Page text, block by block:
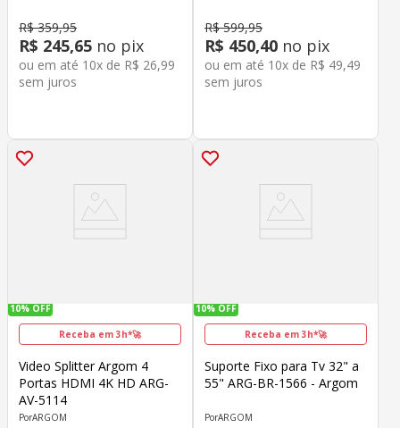
R$ 359,95
R$ 245,65 no pix
ou em até 10x de R$ 26,99
sem juros
R$ 599,95
R$ 450,40 no pix
ou em até 10x de R$ 49,49
sem juros
10% OFF
Receba em 3h*🚀
Video Splitter Argom 4
Portas HDMI 4K HD ARG-
AV-5114
ARGOM
10% OFF
Receba em 3h*🚀
Suporte Fixo para Tv 32" a
55" ARG-BR-1566 - Argom
ARGOM